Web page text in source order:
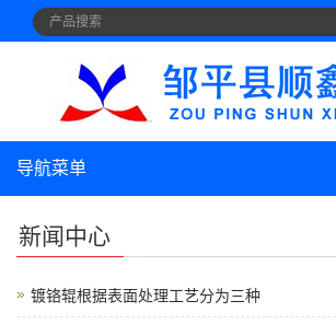
导航菜单
新闻中心
镀铬辊根据表面处理工艺分为三种